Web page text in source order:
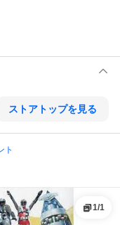
ストアトップを見る
ト
1/1